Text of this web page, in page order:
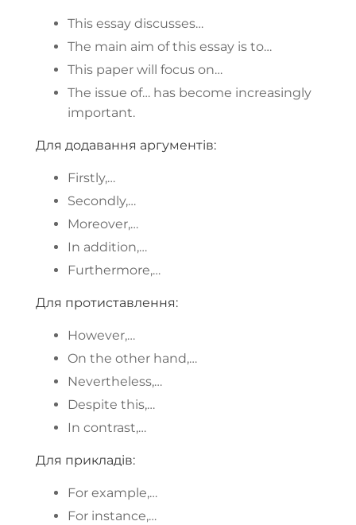
This essay discusses…
The main aim of this essay is to…
This paper will focus on…
The issue of… has become increasingly
important.
Для додавання аргументів:
Firstly,…
Secondly,…
Moreover,…
In addition,…
Furthermore,…
Для протиставлення:
However,…
On the other hand,…
Nevertheless,…
Despite this,…
In contrast,…
Для прикладів:
For example,…
For instance,…